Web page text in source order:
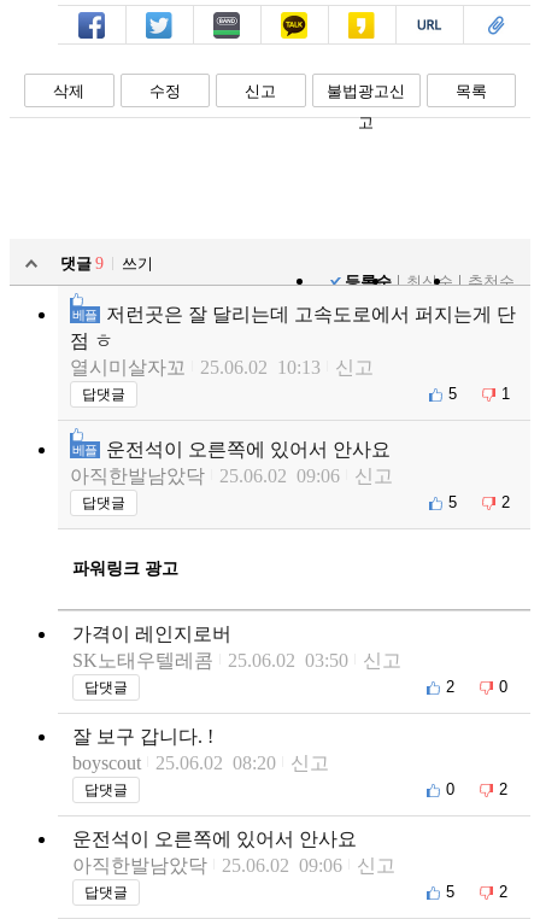
페북 트윗 밴드 카톡 카스 복사 스크랩
삭제 수정 신고
불법광고신
고
목록
댓글 9
쓰기
등록순
최신순 추천순
베플
저런곳은 잘 달리는데 고속도로에서 퍼지는게 단
점 ㅎ
열시미살자꼬
25.06.02 10:13 신고
답댓글 5 1
베플
운전석이 오른쪽에 있어서 안사요
아직한발남았닥
25.06.02 09:06 신고
답댓글 5 2
파워링크 광고
가격이 레인지로버
SK노태우텔레콤
25.06.02 03:50 신고
답댓글 2 0
잘 보구 갑니다. !
boyscout
25.06.02 08:20 신고
답댓글 0 2
운전석이 오른쪽에 있어서 안사요
아직한발남았닥
25.06.02 09:06 신고
답댓글 5 2